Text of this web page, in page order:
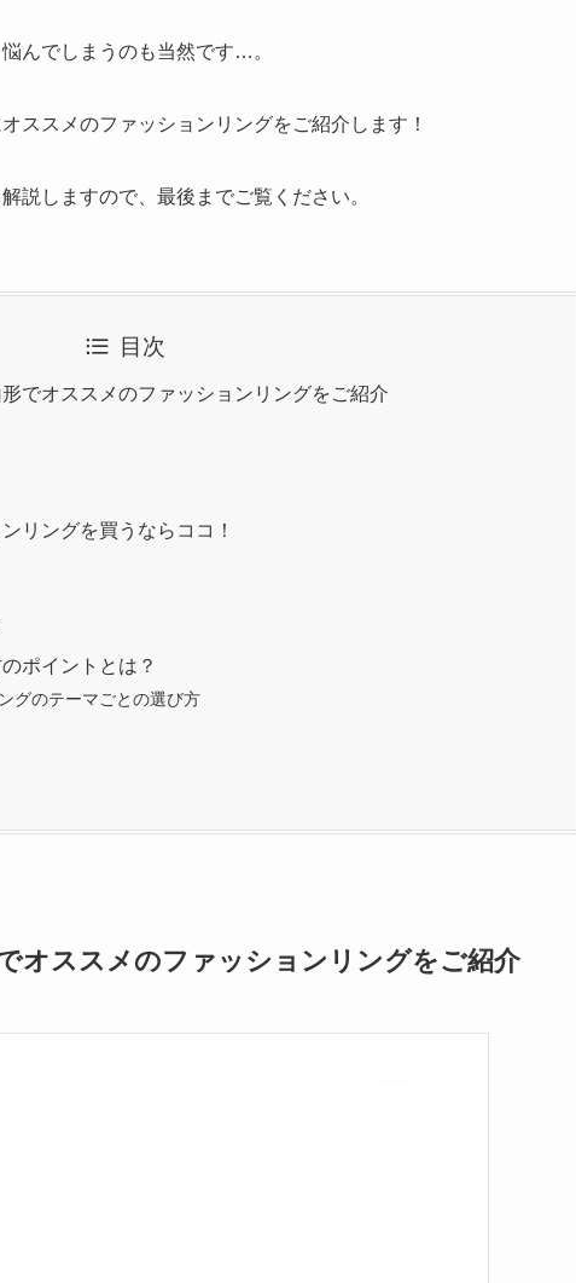
んでしまうのも当然です…。
ススメのファッションリングをご紹介します！
説しますので、最後までご覧ください。
目次
でオススメのファッションリングをご紹介
リングを買うならココ！
ポイントとは？
グのテーマごとの選び方
オススメのファッションリングをご紹介